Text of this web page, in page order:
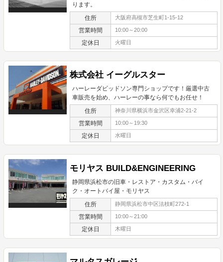
ります。
住所 大阪府高槻市芝生町1-15-12
営業時間 10:00～20:00
定休日 火曜日
株式会社 イーグルスター
ハーレーダビッドソン専門ショップです！厳選中古
車販売を始め、ハーレーの事なら何でもお任せ！
住所 神奈川県横浜市金沢区幸浦2-21-2
営業時間 10:00～19:30
定休日 水曜日
モリヤス BUILD&ENGINEERING
静岡県浜松市の旧車・レストア・カスタム・バイ
ク・オートバイ屋・モリヤス
住所 静岡県浜松市中区法枝町272-1
営業時間 10:00～21:00
定休日 木曜日